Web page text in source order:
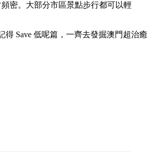
密。大部分市區景點步行都可以輕
得 Save 低呢篇，一齊去發掘澳門超治癒